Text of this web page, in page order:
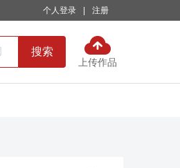
个人登录 注册
搜索
上传作品